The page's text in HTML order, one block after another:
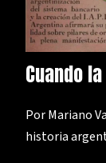
Cuando
Por Mariano
historia